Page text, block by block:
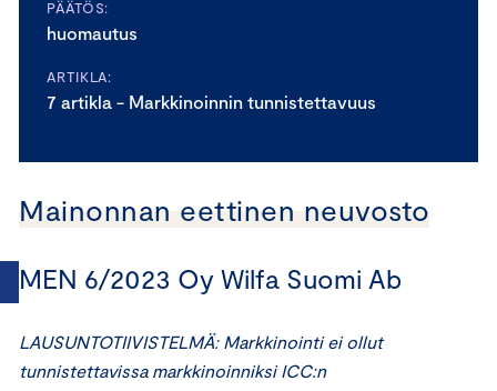
PÄÄTÖS:
huomautus
ARTIKLA:
7 artikla - Markkinoinnin tunnistettavuus
Mainonnan eettinen neuvosto
MEN 6/2023 Oy Wilfa Suomi Ab
LAUSUNTOTIIVISTELMÄ: Markkinointi ei ollut
tunnistettavissa markkinoinniksi ICC:n